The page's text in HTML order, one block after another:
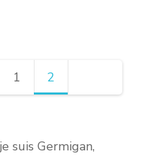
Page
1 Page
2
suis Germigan,